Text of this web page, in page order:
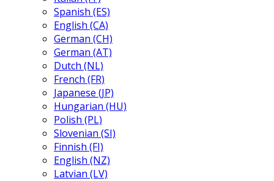
Spanish (ES)
English (CA)
German (CH)
German (AT)
Dutch (NL)
French (FR)
Japanese (JP)
Hungarian (HU)
Polish (PL)
Slovenian (SI)
Finnish (FI)
English (NZ)
Latvian (LV)